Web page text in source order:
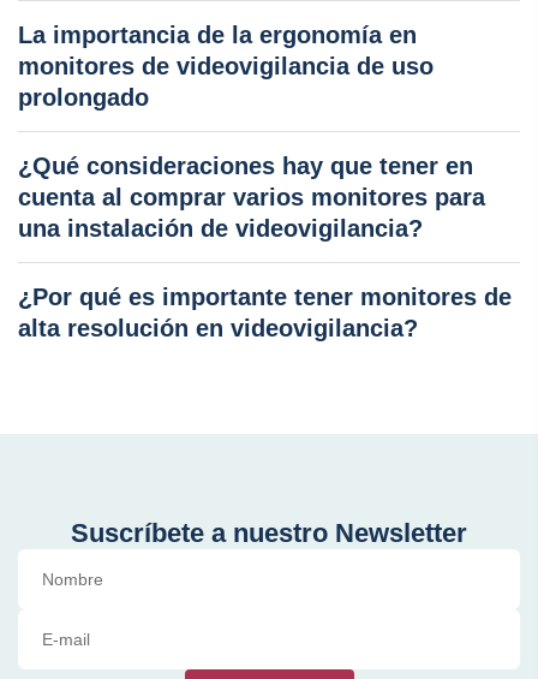
La importancia de la ergonomía en
monitores de videovigilancia de uso
prolongado
¿Qué consideraciones hay que tener en
cuenta al comprar varios monitores para
una instalación de videovigilancia?
¿Por qué es importante tener monitores de
alta resolución en videovigilancia?
Suscríbete a nuestro Newsletter